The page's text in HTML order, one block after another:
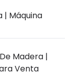
| Máquina
Madera |
Venta